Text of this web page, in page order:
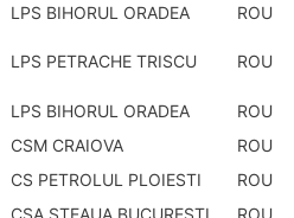
LPS BIHORUL ORADEA ROU
LPS PETRACHE TRISCU ROU
LPS BIHORUL ORADEA
ROU
CSM CRAIOVA
ROU
CS PETROLUL PLOIESTI
ROU
CSA STEAUA BUCURESTI
ROU